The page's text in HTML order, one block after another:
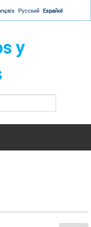
Русский Español
y